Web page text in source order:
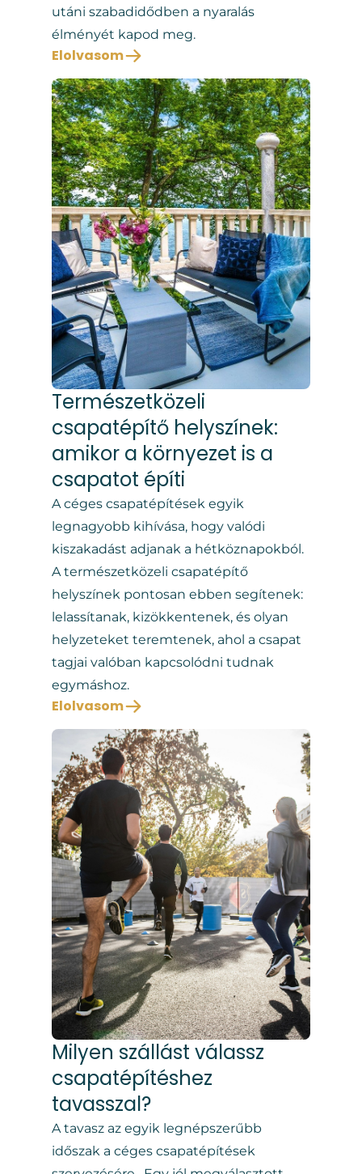
utáni szabadidődben a nyaralás
élményét kapod meg.
Elolvasom
Természetközeli
csapatépítő helyszínek:
amikor a környezet is a
csapatot építi
A céges csapatépítések egyik
legnagyobb kihívása, hogy valódi
kiszakadást adjanak a hétköznapokból.
A természetközeli csapatépítő
helyszínek pontosan ebben segítenek:
lelassítanak, kizökkentenek, és olyan
helyzeteket teremtenek, ahol a csapat
tagjai valóban kapcsolódni tudnak
egymáshoz.
Elolvasom
Milyen szállást válassz
csapatépítéshez
tavasszal?
A tavasz az egyik legnépszerűbb
időszak a céges csapatépítések